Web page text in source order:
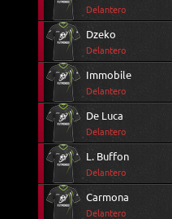
Delantero
Dzeko
Delantero
Immobile
Delantero
De Luca
Delantero
L. Buffon
Delantero
Carmona
Delantero